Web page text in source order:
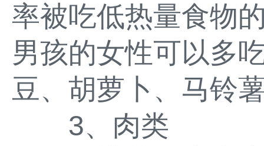
率被吃低热量食物
男孩的女性可以多
豆、胡萝卜、马铃
3、肉类